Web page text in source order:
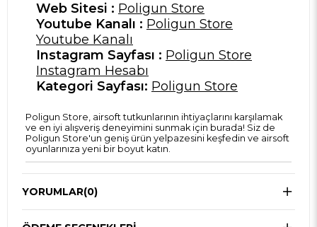
Web Sitesi : Poligun Store
Youtube Kanalı : Poligun Store
Youtube Kanalı
Instagram Sayfası : Poligun Store
Instagram Hesabı
Kategori Sayfası: Poligun Store
Poligun Store, airsoft tutkunlarının ihtiyaçlarını karşılamak
ve en iyi alışveriş deneyimini sunmak için burada! Siz de
Poligun Store'un geniş ürün yelpazesini keşfedin ve airsoft
oyunlarınıza yeni bir boyut katın.
YORUMLAR(0)